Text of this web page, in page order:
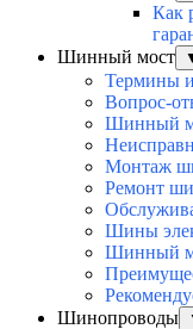
Как
Шинный мост
Термины
Вопрос-
Шинный
Монтаж
Ремонт
Шины
Шинный
Шинопроводы